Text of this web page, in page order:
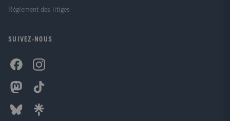
Règlement des litiges
SUIVEZ-NOUS